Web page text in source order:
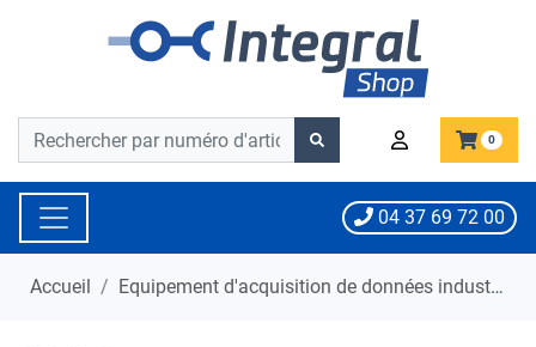
Barre de recherche
Barre de recherche 0
04 37 69 72 00
Accueil Equipement d'acquisition de données industrielle